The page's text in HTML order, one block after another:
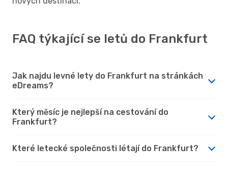
FAQ týkající se letů do Frankfurt
Jak najdu levné lety do Frankfurt na stránkách
eDreams?
Který měsíc je nejlepší na cestování do
Frankfurt?
Které letecké společnosti létají do Frankfurt?